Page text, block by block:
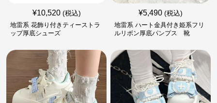
¥10,520 (税込)
地雷系 花飾り付きティーストラ
ップ厚底シューズ
¥5,490 (税込)
地雷系 ハート金具付き姫系フリ
ルリボン厚底パンプス 靴